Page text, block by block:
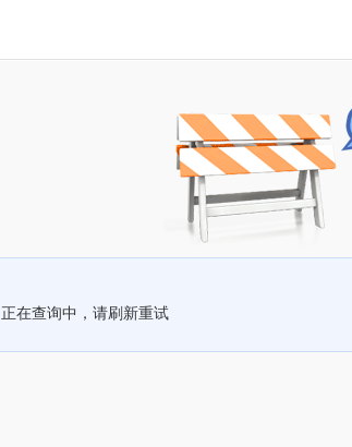
正在查询中，请刷新重试